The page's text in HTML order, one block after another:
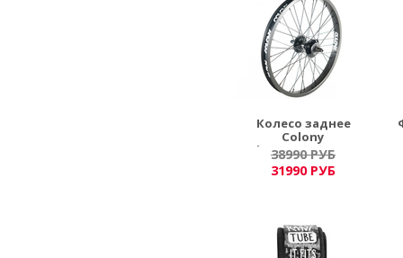
Колесо заднее
Colony
Pintour/Swarm FC
38990 РУБ
31990 РУБ